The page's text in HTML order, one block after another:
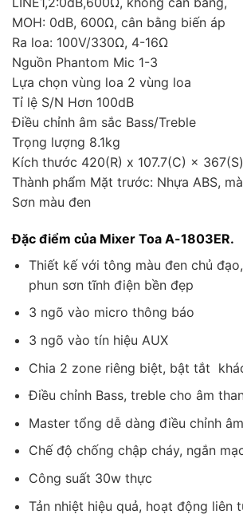
MOH: 0dB, 600Ω, cân bằng biến áp
Ra loa: 100V/330Ω, 4-16Ω
Nguồn Phantom Mic 1-3
Lựa chọn vùng loa 2 vùng loa
Tỉ lệ S/N Hơn 100dB
Điều chỉnh âm sắc Bass/Treble
Trọng lượng 8.1kg
Kích thước 420(R) x 107.7(C) ×
Thành phẩm Mặt trước: Nhựa ABS,
Sơn màu đen
Đặc điểm của Mixer Toa A-1803ER.
Thiết kế với tông màu đen chủ
phun sơn tĩnh điện bền đẹp
3 ngõ vào micro thông báo
3 ngõ vào tín hiệu AUX
Chia 2 zone riêng biệt, bật tắt
Điều chỉnh Bass, treble cho âm
Master tổng dễ dàng điều chỉnh
Chế độ chống chập cháy, ngắn
Công suất 30w thực
Tản nhiệt hiệu quả, hoạt động liên